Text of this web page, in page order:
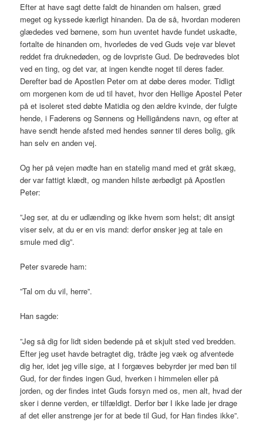
Efter at have sagt dette faldt de hinanden om halsen, græd
meget og kyssede kærligt hinanden. Da de så, hvordan moderen
glædedes ved børnene, som hun uventet havde fundet uskadte,
fortalte de hinanden om, hvorledes de ved Guds veje var blevet
reddet fra druknedøden, og de lovpriste Gud. De bedrøvedes blot
ved en ting, og det var, at ingen kendte noget til deres fader.
Derefter bad de Apostlen Peter om at døbe deres moder. Tidligt
om morgenen kom de ud til havet, hvor den Hellige Apostel Peter
på et isoleret sted døbte Matidia og den ældre kvinde, der fulgte
hende, i Faderens og Sønnens og Helligåndens navn, og efter at
have sendt hende afsted med hendes sønner til deres bolig, gik
han selv en anden vej.
Og her på vejen mødte han en statelig mand med et gråt skæg,
der var fattigt klædt, og manden hilste ærbødigt på Apostlen
Peter:
”Jeg ser, at du er udlænding og ikke hvem som helst; dit ansigt
viser selv, at du er en vis mand: derfor ønsker jeg at tale en
smule med dig”.
Peter svarede ham:
”Tal om du vil, herre”.
Han sagde:
”Jeg så dig for lidt siden bedende på et skjult sted ved bredden.
Efter jeg uset havde betragtet dig, trådte jeg væk og afventede
dig her, idet jeg ville sige, at I forgæves bebyrder jer med bøn til
Gud, for der findes ingen Gud, hverken i himmelen eller på
jorden, og der findes intet Guds forsyn med os, men alt, hvad der
sker i denne verden, er tilfældigt. Derfor bør I ikke lade jer drage
af det eller anstrenge jer for at bede til Gud, for Han findes ikke”.